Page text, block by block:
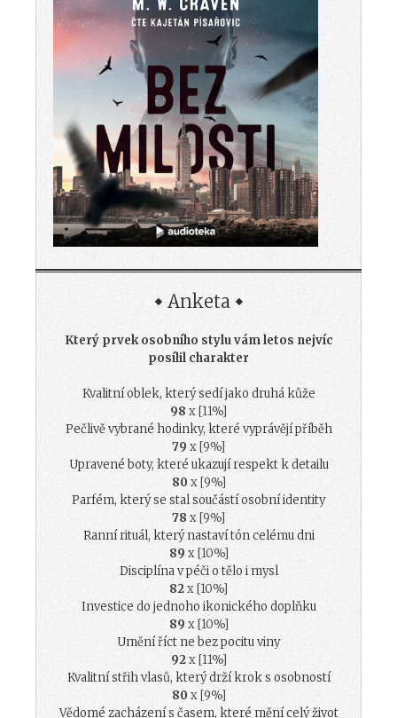
Anketa
Který prvek osobního stylu vám letos nejvíc
posílil charakter
Kvalitní oblek, který sedí jako druhá kůže
98 x [11%]
Pečlivě vybrané hodinky, které vyprávějí příběh
79 x [9%]
Upravené boty, které ukazují respekt k detailu
80 x [9%]
Parfém, který se stal součástí osobní identity
78 x [9%]
Ranní rituál, který nastaví tón celému dni
89 x [10%]
Disciplína v péči o tělo i mysl
82x [10%]
Investice do jednoho ikonického doplňku
89 x [10%]
Umění říct ne bez pocitu viny
92x [11%]
Kvalitní střih vlasů, který drží krok s osobností
80 x [9%]
Vědomé zacházení s časem, které mění celý život